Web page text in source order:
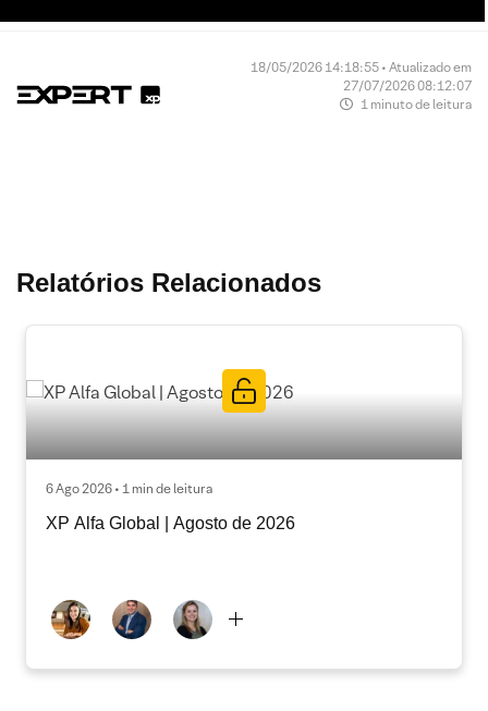
18/05/2026 14:18:55 • Atualizado em
27/07/2026 08:12:07
1 minuto de leitura
Relatórios Relacionados
6 Ago 2026 • 1 min de leitura
XP Alfa Global | Agosto de 2026